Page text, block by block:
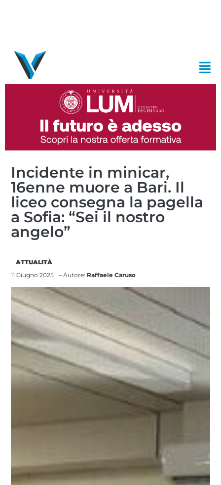
Incidente in minicar,
16enne muore a Bari. Il
liceo consegna la pagella
a Sofia: “Sei il nostro
angelo”
ATTUALITÀ
11 Giugno 2025
– Autore: Raffaele Caruso